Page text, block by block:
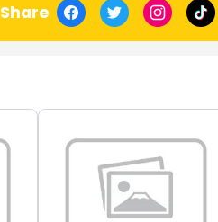
Share